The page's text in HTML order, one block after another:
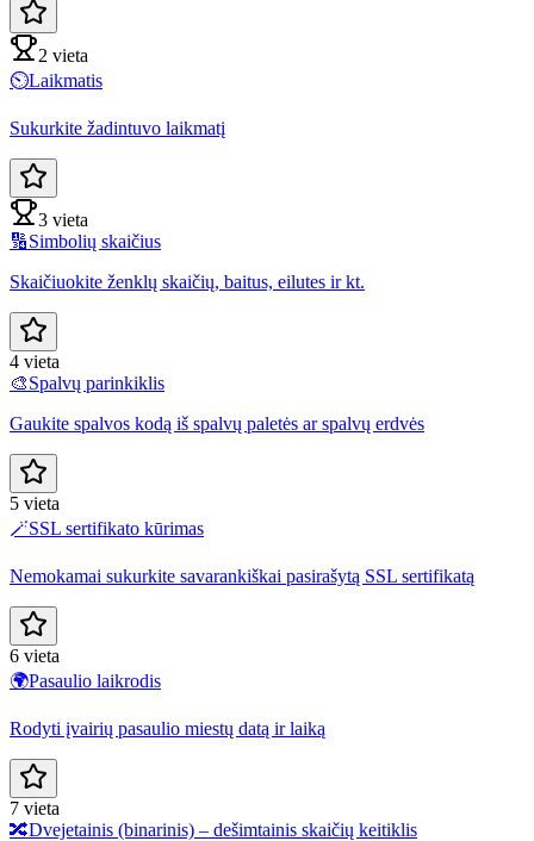
2 vieta
⏲️Laikmatis
Sukurkite žadintuvo laikmatį
3 vieta
🔢Simbolių skaičius
Skaičiuokite ženklų skaičių, baitus, eilutes ir kt.
4 vieta
🎨Spalvų parinkiklis
Gaukite spalvos kodą iš spalvų paletės ar spalvų erdvės
5 vieta
🪄SSL sertifikato kūrimas
Nemokamai sukurkite savarankiškai pasirašytą SSL sertifikatą
6 vieta
🌍Pasaulio laikrodis
Rodyti įvairių pasaulio miestų datą ir laiką
7 vieta
🔀Dvejetainis (binarinis) – dešimtainis skaičių keitiklis